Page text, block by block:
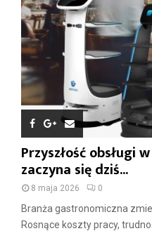
Przyszłość obsługi
zaczyna się dziś...
8 maja 2026 0
Branża gastronomiczna
Rosnące koszty pracy,